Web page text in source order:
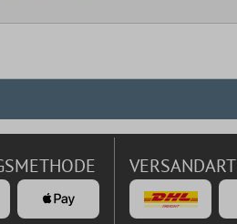
VERSANDART